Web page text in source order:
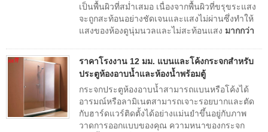
เป็นพื้นผิวที่สม่ำเสมอ เนื่องจากพื้นผิวที่ขรุขระแสง
จะถูกสะท้อนอย่างชัดเจนและแสงไม่ผ่านซึ่งทำให้
แสงของห้องดูนุ่มนวลและไม่สะท้อนแสง มากกว่า
ราคาโรงงาน 12 มม. แบนและโค้งกระจกสำหรับ
ประตูห้องอาบน้ำและห้องน้ำพร้อมตู้
กระจกประตูห้องอาบน้ำสามารถแบนหรือโค้งได้
อารมณ์หรือลามิเนตสามารถเจาะรอยบากและตัด
กับฮาร์ดแวร์ติดตั้งได้อย่างแม่นยำขึ้นอยู่กับภาพ
วาดการออกแบบของคุณ ความหนาของกระจก